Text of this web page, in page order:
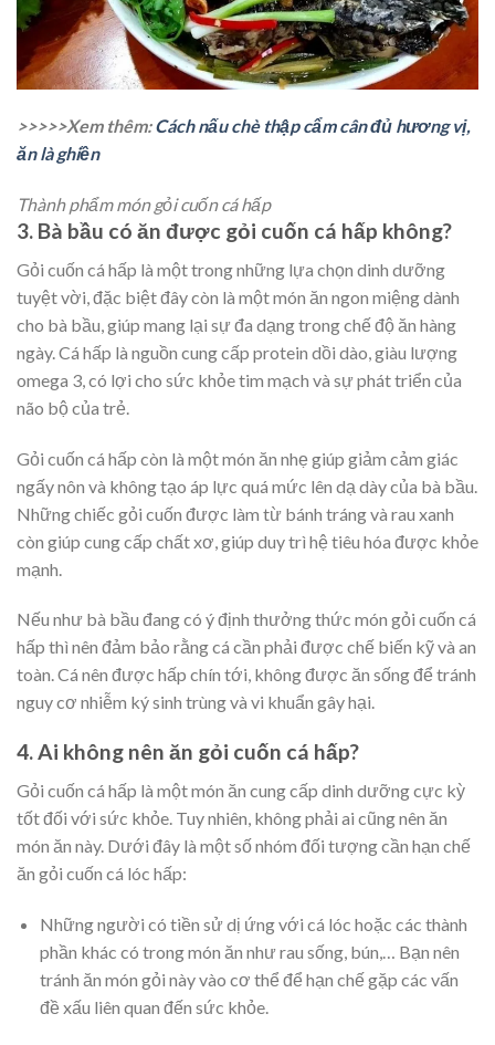
>>>>>Xem thêm:Cách nấu chè thập cẩm cân đủ hương vị,
ăn là ghiền
Thành phẩm món gỏi cuốn cá hấp
3. Bà bầu có ăn được gỏi cuốn cá hấp không?
Gỏi cuốn cá hấp là một trong những lựa chọn dinh dưỡng
tuyệt vời, đặc biệt đây còn là một món ăn ngon miệng dành
cho bà bầu, giúp mang lại sự đa dạng trong chế độ ăn hàng
ngày. Cá hấp là nguồn cung cấp protein dồi dào, giàu lượng
omega 3, có lợi cho sức khỏe tim mạch và sự phát triển của
não bộ của trẻ.
Gỏi cuốn cá hấp còn là một món ăn nhẹ giúp giảm cảm giác
ngấy nôn và không tạo áp lực quá mức lên dạ dày của bà bầu.
Những chiếc gỏi cuốn được làm từ bánh tráng và rau xanh
còn giúp cung cấp chất xơ, giúp duy trì hệ tiêu hóa được khỏe
mạnh.
Nếu như bà bầu đang có ý định thưởng thức món gỏi cuốn cá
hấp thì nên đảm bảo rằng cá cần phải được chế biến kỹ và an
toàn. Cá nên được hấp chín tới, không được ăn sống để tránh
nguy cơ nhiễm ký sinh trùng và vi khuẩn gây hại.
4. Ai không nên ăn gỏi cuốn cá hấp?
Gỏi cuốn cá hấp là một món ăn cung cấp dinh dưỡng cực kỳ
tốt đối với sức khỏe. Tuy nhiên, không phải ai cũng nên ăn
món ăn này. Dưới đây là một số nhóm đối tượng cần hạn chế
ăn gỏi cuốn cá lóc hấp:
Những người có tiền sử dị ứng với cá lóc hoặc các thành
phần khác có trong món ăn như rau sống, bún,… Bạn nên
tránh ăn món gỏi này vào cơ thể để hạn chế gặp các vấn
đề xấu liên quan đến sức khỏe.